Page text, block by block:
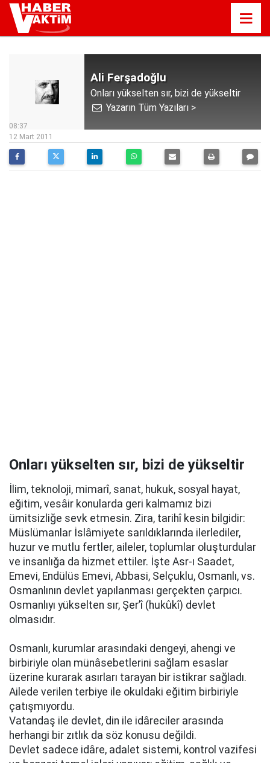
Ali Ferşadoğlu
Onları yükselten sır, bizi de yükseltir
Yazarın Tüm Yazıları >
08:37
12 Mart 2011
Onları yükselten sır, bizi de yükseltir
İlim, teknoloji, mimarî, sanat, hukuk, sosyal hayat,
eğitim, vesâir konularda geri kalmamız bizi
ümitsizliğe sevk etmesin. Zira, tarihî kesin bilgidir:
Müslümanlar İslâmiyete sarıldıklarında ilerlediler,
huzur ve mutlu fertler, aileler, toplumlar oluşturdular
ve insanlığa da hizmet ettiler. İşte Asr-ı Saadet,
Emevi, Endülüs Emevi, Abbasi, Selçuklu, Osmanlı, vs.
Osmanlının devlet yapılanması gerçekten çarpıcı.
Osmanlıyı yükselten sır, Şer’î (hukûkî) devlet
olmasıdır.
Osmanlı, kurumlar arasındaki dengeyi, ahengi ve
birbiriyle olan münâsebetlerini sağlam esaslar
üzerine kurarak asırları tarayan bir istikrar sağladı.
Ailede verilen terbiye ile okuldaki eğitim birbiriyle
çatışmıyordu.
Vatandaş ile devlet, din ile idâreciler arasında
herhangi bir zıtlık da söz konusu değildi.
Devlet sadece idâre, adalet sistemi, kontrol vazifesi